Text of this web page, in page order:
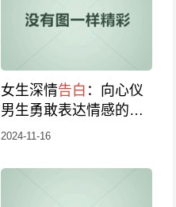
女生深情告白 ：向心仪
男生勇敢表达情感的真
挚话语，女孩子表白
2024-11-16